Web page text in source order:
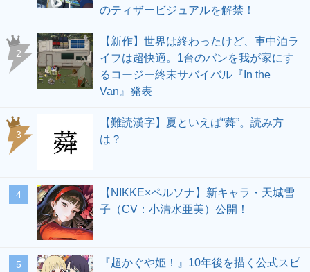
のティザービジュアルを解禁！
2
【新作】世界は終わったけど、車中泊ラ
イフは超快適。1台のバンを我が家にす
るコージー終末サバイバル『In the
Van』発表
3
【難読漢字】夏といえば“蕣”。読み方
は？
4
【NIKKE×ペルソナ】新キャラ・天城雪
子（CV：小清水亜美）公開！
5
『超かぐや姫！』10年後を描く公式スピ